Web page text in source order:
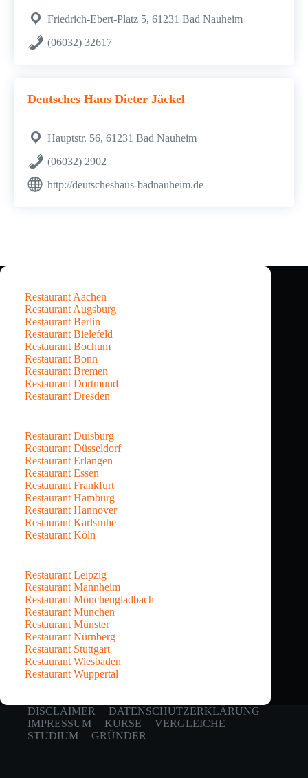
Friedrich-Ebert-Platz 5, 61231 Bad Nauheim
(06032) 32617
Deutsches Haus Dieter Jäckel
Hauptstr. 56, 61231 Bad Nauheim
(06032) 2902
http://deutscheshaus-badnauheim.de
Restaurant Aachen
Restaurant Augsburg
Restaurant Berlin
Restaurant Bielefeld
Restaurant Bochum
Restaurant Bonn
Restaurant Bremen
Restaurant Dortmund
Restaurant Dresden
Restaurant Duisburg
Restaurant Düsseldorf
Restaurant Erlangen
Restaurant Essen
Restaurant Frankfurt
Restaurant Hamburg
Restaurant Hannover
Restaurant Karlsruhe
Restaurant Köln
Restaurant Leipzig
Restaurant Mannheim
Restaurant Mönchengladbach
Restaurant München
Restaurant Münster
Restaurant Nürnberg
Restaurant Stuttgart
Restaurant Wiesbaden
Restaurant Wuppertal
DISCLAIMER
DATENSCHUTZERKLÄRUNG
IMPRESSUM
KURSE
VERGLEICHE
STUDIUM
GRÜNDER